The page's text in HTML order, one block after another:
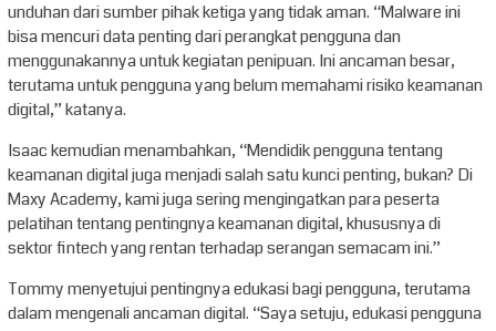
unduhan dari sumber pihak ketiga yang tidak aman. “Malware ini
bisa mencuri data penting dari perangkat pengguna dan
menggunakannya untuk kegiatan penipuan. Ini ancaman besar,
terutama untuk pengguna yang belum memahami risiko keamanan
digital,” katanya.
Isaac kemudian menambahkan, “Mendidik pengguna tentang
keamanan digital juga menjadi salah satu kunci penting, bukan? Di
Maxy Academy, kami juga sering mengingatkan para peserta
pelatihan tentang pentingnya keamanan digital, khususnya di
sektor fintech yang rentan terhadap serangan semacam ini.”
Tommy menyetujui pentingnya edukasi bagi pengguna, terutama
dalam mengenali ancaman digital. “Saya setuju, edukasi pengguna